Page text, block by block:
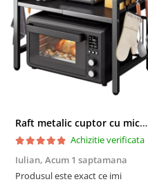
Raft metalic cuptor cu microunde, Simply Joy, 6 Carlige, Ajustabil, Raft Organizator extensibil, pentru bucatarie, casa, balcon, Etajera ajustabila cu 2 Niveluri, Anti Alunecare, Negru
Achizitie verificata
Iulian, Acum 1 saptamana
Produsul este exact ce imi